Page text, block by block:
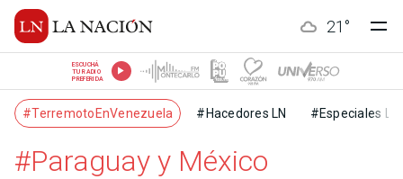
21 °
ESCUCHÁ
TU RADIO
PREFERIDA
#TerremotoEnVenezuela #Hacedores LN #Especiales LN
#Paraguay y México